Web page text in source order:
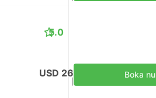
5.0
USD 26 Boka nu